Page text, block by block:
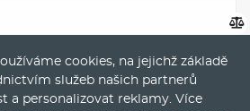
cookies, na jejichž základě
služeb našich partnerů
a personalizovat reklamy. Více